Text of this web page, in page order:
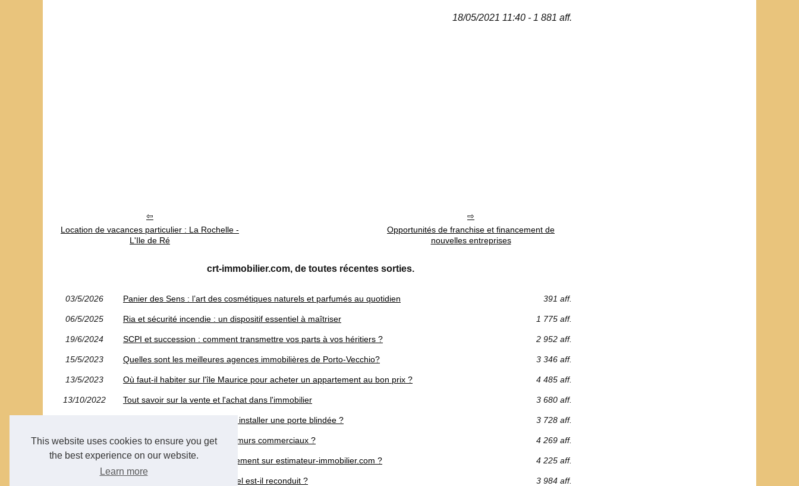
This website uses cookies to ensure you get
the best experience on our website.
Learn more
18/05/2021 11:40 - 1 881 aff.
Location de vacances particulier : La Rochelle -
L'Ile de Ré
Opportunités de franchise et financement de
nouvelles entreprises
crt-immobilier.com, de toutes récentes sorties.
03/5/2026 Panier des Sens : l’art des cosmétiques naturels et parfumés au quotidien 391 aff.
06/5/2025 Ria et sécurité incendie : un dispositif essentiel à maîtriser 1 775 aff.
19/6/2024 SCPI et succession : comment transmettre vos parts à vos héritiers ? 2 952 aff.
15/5/2023 Quelles sont les meilleures agences immobilières de Porto-Vecchio? 3 346 aff.
13/5/2023 Où faut-il habiter sur l'île Maurice pour acheter un appartement au bon prix ? 4 485 aff.
13/10/2022 Tout savoir sur la vente et l'achat dans l'immobilier 3 680 aff.
Serrurier Paris : Conseils pour installer une porte blindée ? 3 728 aff.
07/10/2022 Savez-vous estimer le prix de murs commerciaux ? 4 269 aff.
08/7/2022 Pourquoi estimer votre appartement sur estimateur-immobilier.com ? 4 225 aff.
Jusqu'à quand le dispositif Pinel est-il reconduit ? 3 984 aff.